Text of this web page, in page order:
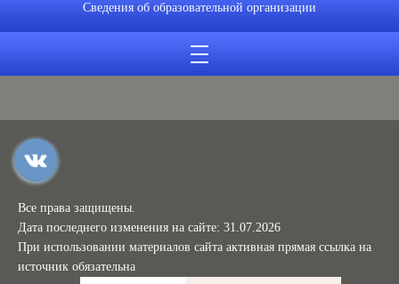
Сведения об образовательной организации
Все права защищены.
Дата последнего изменения на сайте: 31.07.2026
При использовании материалов сайта активная прямая ссылка на
источник обязательна